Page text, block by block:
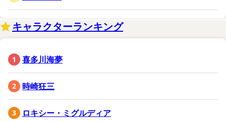
キャラクターランキング
喜多川海夢
時崎狂三
ロキシー・ミグルディア